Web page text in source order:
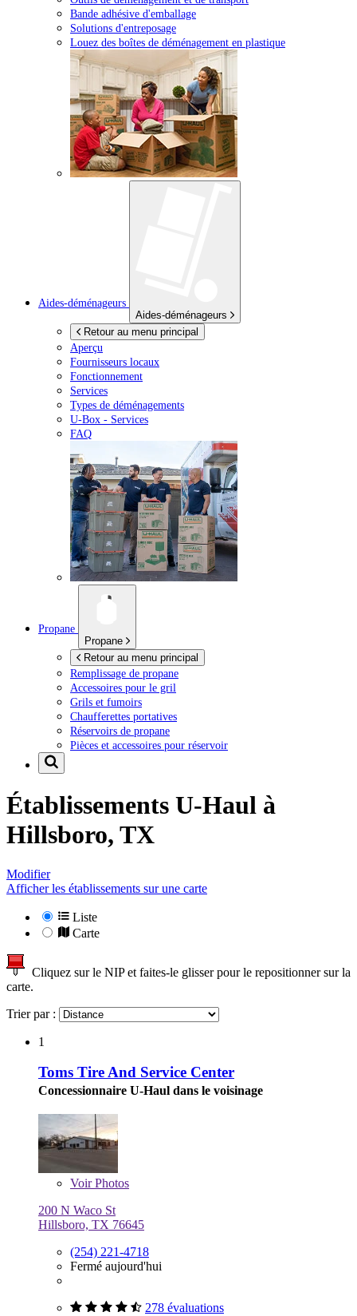
Bande adhésive d'emballage
Solutions d'entreposage
Louez des boîtes de déménagement en plastique
Aides-déménageurs
Aides-déménageurs
Retour au menu principal
Aperçu
Fournisseurs locaux
Fonctionnement
Services
Types de déménagements
U-Box - Services
FAQ
Propane
Propane
Retour au menu principal
Remplissage de propane
Accessoires pour le gril
Grils et fumoirs
Chaufferettes portatives
Réservoirs de propane
Pièces et accessoires pour réservoir
Établissements U-Haul à
Hillsboro, TX
Modifier
Afficher les établissements sur une carte
Liste
Carte
Cliquez sur le NIP et faites-le glisser pour le repositionner sur la
carte.
Trier par :
1
Toms Tire And Service Center
Concessionnaire U-Haul dans le voisinage
VoirPhotos
200 N Waco St
Hillsboro, TX 76645
(254) 221-4718
Fermé aujourd'hui
278 évaluations